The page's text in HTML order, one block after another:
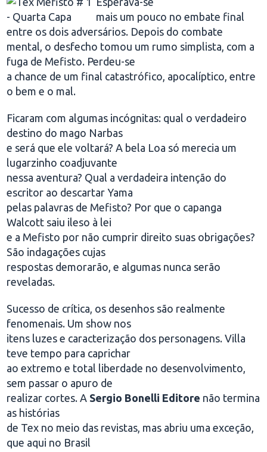
mais um pouco no embate final
entre os dois adversários. Depois do combate
mental, o desfecho tomou um rumo simplista, com a
fuga de Mefisto. Perdeu-se
a chance de um final catastrófico, apocalíptico, entre
o bem e o mal.
Ficaram com algumas incógnitas: qual o verdadeiro
destino do mago Narbas
e será que ele voltará? A bela Loa só merecia um
lugarzinho coadjuvante
nessa aventura? Qual a verdadeira intenção do
escritor ao descartar Yama
pelas palavras de Mefisto? Por que o capanga
Walcott saiu ileso à lei
e a Mefisto por não cumprir direito suas obrigações?
São indagações cujas
respostas demorarão, e algumas nunca serão
reveladas.
Sucesso de crítica, os desenhos são realmente
fenomenais. Um show nos
itens luzes e caracterização dos personagens. Villa
teve tempo para caprichar
ao extremo e total liberdade no desenvolvimento,
sem passar o apuro de
realizar cortes. A Sergio Bonelli Editore não termina
as histórias
de Tex no meio das revistas, mas abriu uma exceção,
que aqui no Brasil